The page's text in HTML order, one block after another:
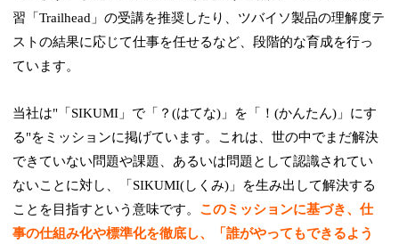
習「Trailhead」の受講を推奨したり、ツバイソ製品の理解度テ
ストの結果に応じて仕事を任せるなど、段階的な育成を行っ
ています。
当社は"「SIKUMI」で「？(はてな)」を「！(かんたん)」にす
る"をミッションに掲げています。これは、世の中でまだ解決
できていない問題や課題、あるいは問題として認識されてい
ないことに対し、「SIKUMI(しくみ)」を生み出して解決する
ことを目指すという意味です。 このミッションに基づき、仕
事の仕組み化や標準化を徹底し、「誰がやってもできるよう